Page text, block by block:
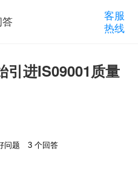
答
客服
热线
引进IS09001质量
问题 3 个回答